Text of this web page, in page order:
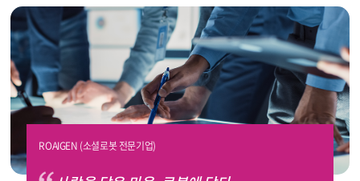
ROAIGEN (소셜로봇 전문기업)